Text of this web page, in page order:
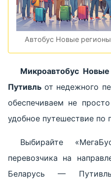
Автобус Новые
Микроавтобус
Путивль от недежного
обеспечиваем не
удобное путешествие
Выбирайте
перевозчика на
Беларусь —